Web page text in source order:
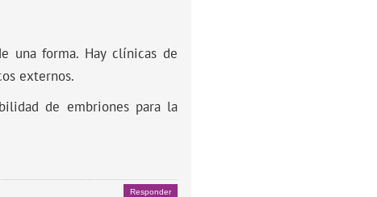
una forma. Hay clínicas de
externos.
de embriones para la
Responder